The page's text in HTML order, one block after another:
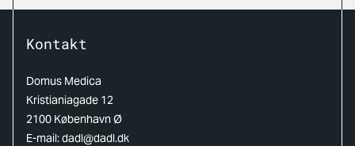
Kontakt
Domus Medica
Kristianiagade 12
2100 København Ø
E-mail:dadl@dadl.dk